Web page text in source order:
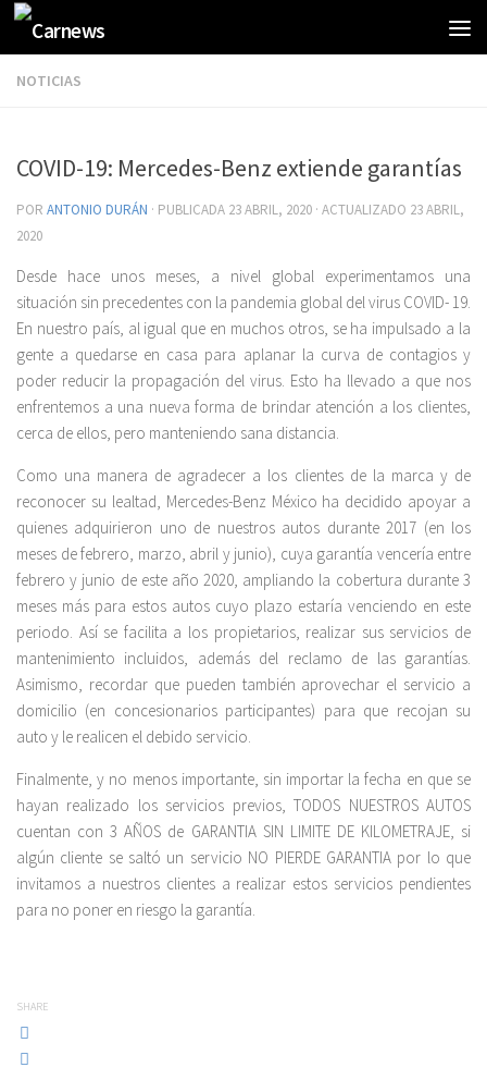
NOTICIAS
COVID-19: Mercedes-Benz extiende garantías
POR ANTONIO DURÁN · PUBLICADA 23 ABRIL, 2020 · ACTUALIZADO 23 ABRIL,
2020
Desde hace unos meses, a nivel global experimentamos una
situación sin precedentes con la pandemia global del virus COVID- 19.
En nuestro país, al igual que en muchos otros, se ha impulsado a la
gente a quedarse en casa para aplanar la curva de contagios y
poder reducir la propagación del virus. Esto ha llevado a que nos
enfrentemos a una nueva forma de brindar atención a los clientes,
cerca de ellos, pero manteniendo sana distancia.
Como una manera de agradecer a los clientes de la marca y de
reconocer su lealtad, Mercedes-Benz México ha decidido apoyar a
quienes adquirieron uno de nuestros autos durante 2017 (en los
meses de febrero, marzo, abril y junio), cuya garantía vencería entre
febrero y junio de este año 2020, ampliando la cobertura durante 3
meses más para estos autos cuyo plazo estaría venciendo en este
periodo. Así se facilita a los propietarios, realizar sus servicios de
mantenimiento incluidos, además del reclamo de las garantías.
Asimismo, recordar que pueden también aprovechar el servicio a
domicilio (en concesionarios participantes) para que recojan su
auto y le realicen el debido servicio.
Finalmente, y no menos importante, sin importar la fecha en que se
hayan realizado los servicios previos, TODOS NUESTROS AUTOS
cuentan con 3 AÑOS de GARANTIA SIN LIMITE DE KILOMETRAJE, si
algún cliente se saltó un servicio NO PIERDE GARANTIA por lo que
invitamos a nuestros clientes a realizar estos servicios pendientes
para no poner en riesgo la garantía.
SHARE